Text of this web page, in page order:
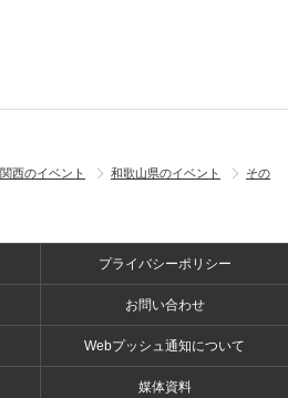
関西のイベント 和歌山県のイベント
その
プライバシーポリシー
お問い合わせ
Webプッシュ通知について
媒体資料